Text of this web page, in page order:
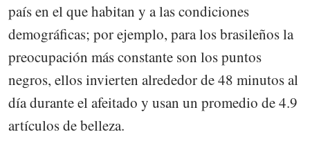
país en el que habitan y a las condiciones
demográficas; por ejemplo, para los brasileños la
preocupación más constante son los puntos
negros, ellos invierten alrededor de 48 minutos al
día durante el afeitado y usan un promedio de 4.9
artículos de belleza.